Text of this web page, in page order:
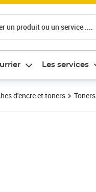
un produit ou un service ....
Les services
d'encre et toners Toners